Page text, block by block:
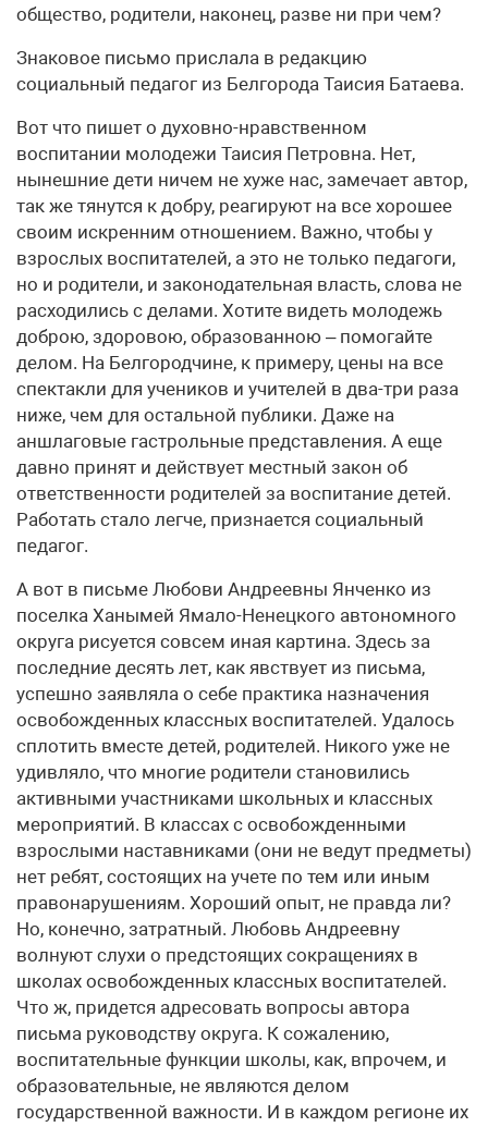
общество, родители, наконец, разве ни при чем?
Знаковое письмо прислала в редакцию
социальный педагог из Белгорода Таисия Батаева.
Вот что пишет о духовно-нравственном
воспитании молодежи Таисия Петровна. Нет,
нынешние дети ничем не хуже нас, замечает автор,
так же тянутся к добру, реагируют на все хорошее
своим искренним отношением. Важно, чтобы у
взрослых воспитателей, а это не только педагоги,
но и родители, и законодательная власть, слова не
расходились с делами. Хотите видеть молодежь
доброю, здоровою, образованною – помогайте
делом. На Белгородчине, к примеру, цены на все
спектакли для учеников и учителей в два-три раза
ниже, чем для остальной публики. Даже на
аншлаговые гастрольные представления. А еще
давно принят и действует местный закон об
ответственности родителей за воспитание детей.
Работать стало легче, признается социальный
педагог.
А вот в письме Любови Андреевны Янченко из
поселка Ханымей Ямало-Ненецкого автономного
округа рисуется совсем иная картина. Здесь за
последние десять лет, как явствует из письма,
успешно заявляла о себе практика назначения
освобожденных классных воспитателей. Удалось
сплотить вместе детей, родителей. Никого уже не
удивляло, что многие родители становились
активными участниками школьных и классных
мероприятий. В классах с освобожденными
взрослыми наставниками (они не ведут предметы)
нет ребят, состоящих на учете по тем или иным
правонарушениям. Хороший опыт, не правда ли?
Но, конечно, затратный. Любовь Андреевну
волнуют слухи о предстоящих сокращениях в
школах освобожденных классных воспитателей.
Что ж, придется адресовать вопросы автора
письма руководству округа. К сожалению,
воспитательные функции школы, как, впрочем, и
образовательные, не являются делом
государственной важности. И в каждом регионе их